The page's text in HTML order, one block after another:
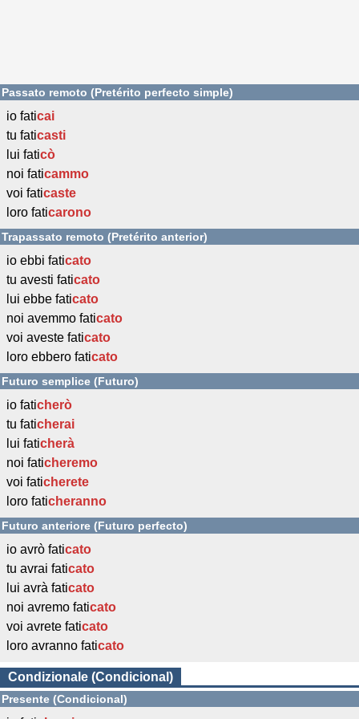
Passato remoto (Pretérito perfecto simple)
io faticai
tu faticasti
lui faticò
noi faticammo
voi faticaste
loro faticarono
Trapassato remoto (Pretérito anterior)
io ebbi faticato
tu avesti faticato
lui ebbe faticato
noi avemmo faticato
voi aveste faticato
loro ebbero faticato
Futuro semplice (Futuro)
io faticherò
tu faticherai
lui faticherà
noi faticheremo
voi faticherete
loro faticheranno
Futuro anteriore (Futuro perfecto)
io avrò faticato
tu avrai faticato
lui avrà faticato
noi avremo faticato
voi avrete faticato
loro avranno faticato
Condizionale (Condicional)
Presente (Condicional)